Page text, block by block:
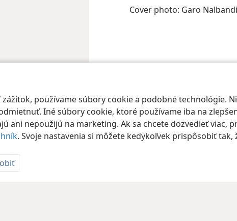
zážitok, používame súbory cookie a podobné technológie.
Iné súbory cookie, ktoré používame iba na
ani nepoužijú na marketing. Ak sa chcete dozvedieť viac,
. Svoje nastavenia si môžete kedykoľvek prispôsobiť tak,
Cover photo: Garo